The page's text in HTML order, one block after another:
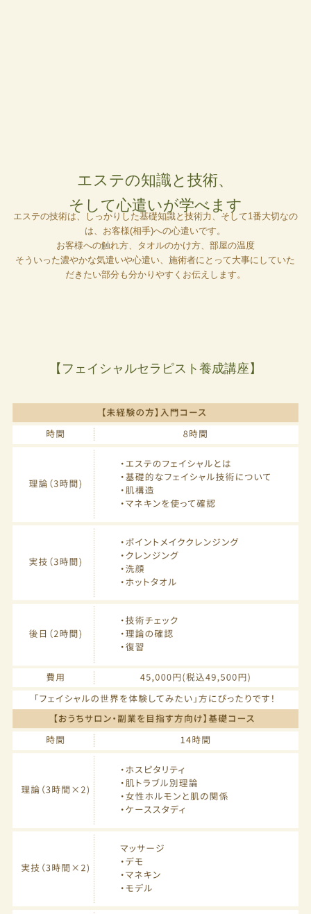
エステの知識と技術、
そして心遣いが学べます
エステの技術は、しっかりした基礎知識と技術力、そして1番大切なの
は、お客様(相手)への心遣いです。
お客様への触れ方、タオルのかけ方、部屋の温度
そういった濃やかな気遣いや心遣い、施術者にとって大事にしていた
だきたい部分も分かりやすくお伝えします。
【フェイシャルセラピスト養成講座】